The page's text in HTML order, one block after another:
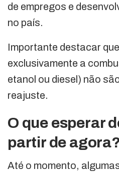
de empregos e
no país.
Importante destacar
exclusivamente a
etanol ou diesel) não
reajuste.
O que esperar
partir de
Até o momento,